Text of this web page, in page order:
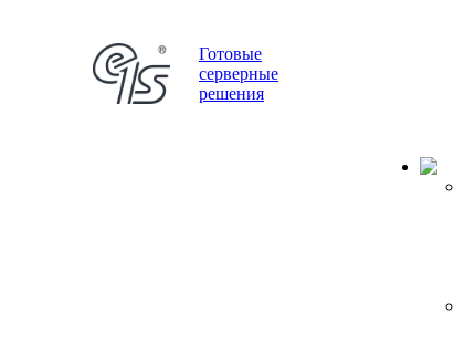
Готовые
серверные
решения